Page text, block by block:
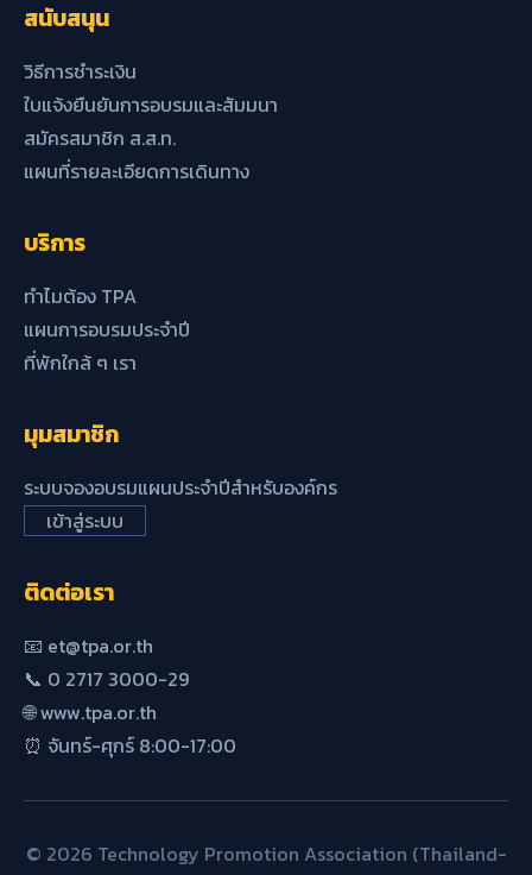
สนับสนุน
วิธีการชำระเงิน
ใบแจ้งยืนยันการอบรมและสัมมนา
สมัครสมาชิก ส.ส.ท.
แผนที่รายละเอียดการเดินทาง
บริการ
ทำไมต้อง TPA
แผนการอบรมประจำปี
ที่พักใกล้ ๆ เรา
มุมสมาชิก
ระบบจองอบรมแผนประจำปีสำหรับองค์กร
เข้าสู่ระบบ
ติดต่อเรา
📧 et@tpa.or.th
📞 0 2717 3000-29
🌐 www.tpa.or.th
⏰ จันทร์-ศุกร์ 8:00-17:00
© 2026 Technology Promotion Association (Thailand-